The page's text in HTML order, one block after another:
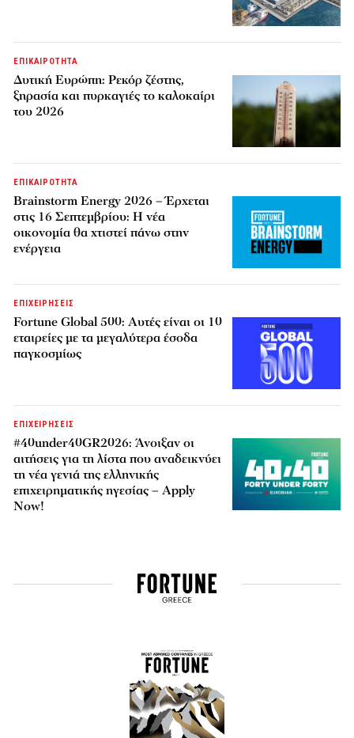
ΕΠΙΚΑΙΡΟΤΗΤΑ
Δυτική Ευρώπη: Ρεκόρ ζέστης,
ξηρασία και πυρκαγιές το καλοκαίρι
του 2026
ΕΠΙΚΑΙΡΟΤΗΤΑ
Brainstorm Energy 2026 – Έρχεται
στις 16 Σεπτεμβρίου: Η νέα
οικονομία θα χτιστεί πάνω στην
ενέργεια
ΕΠΙΧΕΙΡΗΣΕΙΣ
Fortune Global 500: Αυτές είναι οι 10
εταιρείες με τα μεγαλύτερα έσοδα
παγκοσμίως
ΕΠΙΧΕΙΡΗΣΕΙΣ
#40under40GR2026: Άνοιξαν οι
αιτήσεις για τη λίστα που αναδεικνύει
τη νέα γενιά της ελληνικής
επιχειρηματικής ηγεσίας – Apply
Now!